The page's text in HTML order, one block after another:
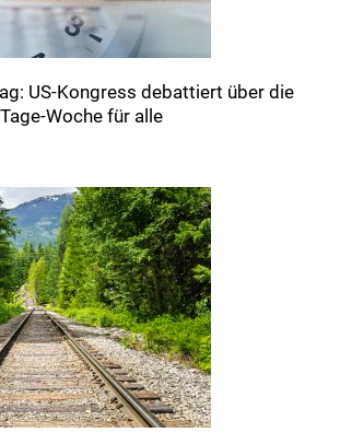
US-Kongress debattiert über die
Woche für alle